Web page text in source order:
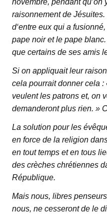
raisonnement de
d‘entre eux qui a
pape noir et le pape
que certains de ses amis
Si on appliquait leur
cela pourrait donner cela
veulent les patrons et, on
demanderont plus rien. »
La solution pour les
en force de la religion
en tout temps et en tous
des crèches chrétiennes
République.
Mais nous, libres
nous, ne cesseront de le